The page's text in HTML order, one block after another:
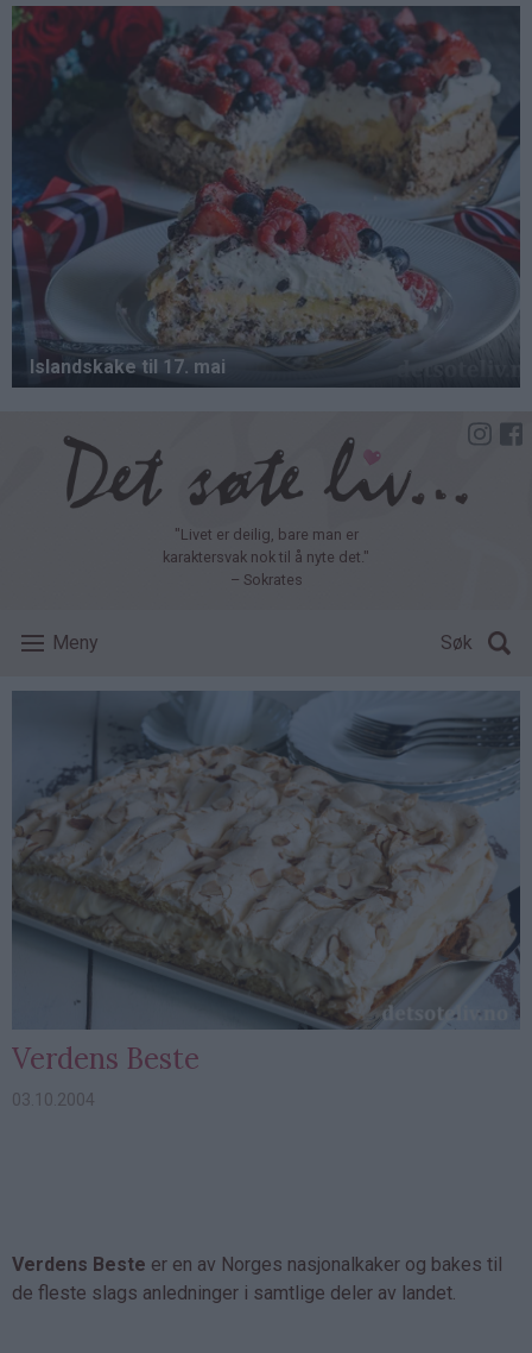
Hopp
hovedinnhold
"Livet er deilig, bare man er
karaktersvak nok til å nyte det."
– Sokrates
Meny Søk
Verdens Beste
03.10.2004
Verdens Beste er en av Norges nasjonalkaker og bakes til
de fleste slags anledninger i samtlige deler av landet.